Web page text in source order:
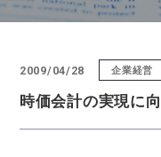
2009/04/28 企業経営
時価会計の実現に